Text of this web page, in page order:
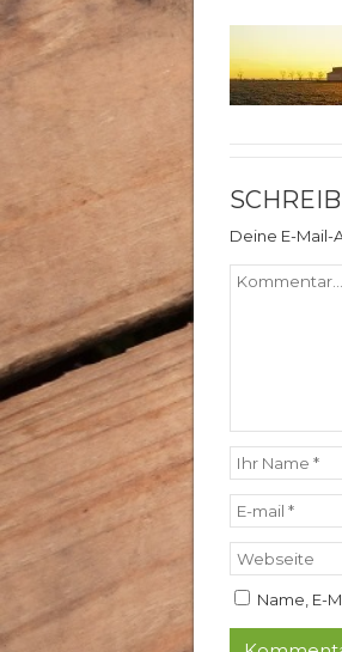
Deine E-Mail-
Name, E-